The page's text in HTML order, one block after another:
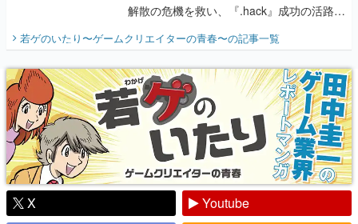
解散の危機を救い、『.hack』成功の活路を
『少年ジャンプ』色だった【若ゲのいた
り】
若ゲのいたり〜ゲームクリエイターの青春〜の記事一覧
X
Youtube